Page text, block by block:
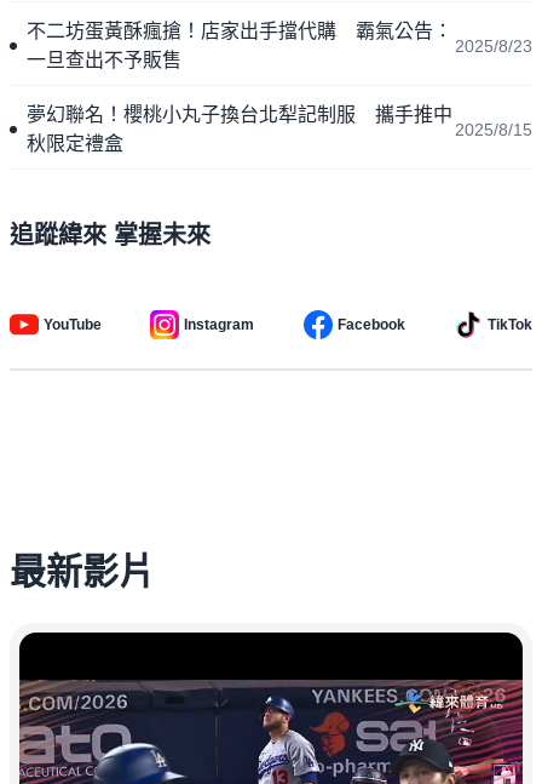
不二坊蛋黃酥瘋搶！店家出手擋代購 霸氣公告：
一旦查出不予販售
2025/8/23
夢幻聯名！櫻桃小丸子換台北犁記制服 攜手推中
秋限定禮盒
2025/8/15
追蹤緯來 掌握未來
YouTube Instagram Facebook TikTok
最新影片